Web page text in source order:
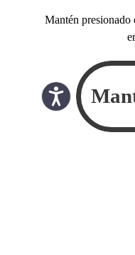
Mantén presionado